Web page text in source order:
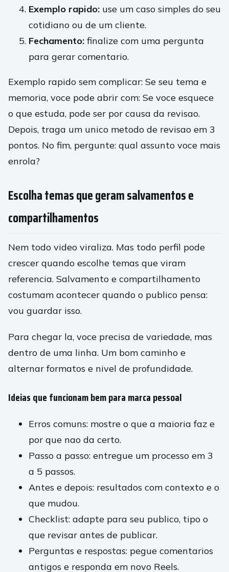
Exemplo rapido: use um caso simples do seu
cotidiano ou de um cliente.
Fechamento: finalize com uma pergunta
para gerar comentario.
Exemplo rapido sem complicar: Se seu tema e
memoria, voce pode abrir com: Se voce esquece
o que estuda, pode ser por causa da revisao.
Depois, traga um unico metodo de revisao em 3
pontos. No fim, pergunte: qual assunto voce mais
enrola?
Escolha temas que geram salvamentos e
compartilhamentos
Nem todo video viraliza. Mas todo perfil pode
crescer quando escolhe temas que viram
referencia. Salvamento e compartilhamento
costumam acontecer quando o publico pensa:
vou guardar isso.
Para chegar la, voce precisa de variedade, mas
dentro de uma linha. Um bom caminho e
alternar formatos e nivel de profundidade.
Ideias que funcionam bem para marca pessoal
Erros comuns: mostre o que a maioria faz e
por que nao da certo.
Passo a passo: entregue um processo em 3
a 5 passos.
Antes e depois: resultados com contexto e o
que mudou.
Checklist: adapte para seu publico, tipo o
que revisar antes de publicar.
Perguntas e respostas: pegue comentarios
antigos e responda em novo Reels.